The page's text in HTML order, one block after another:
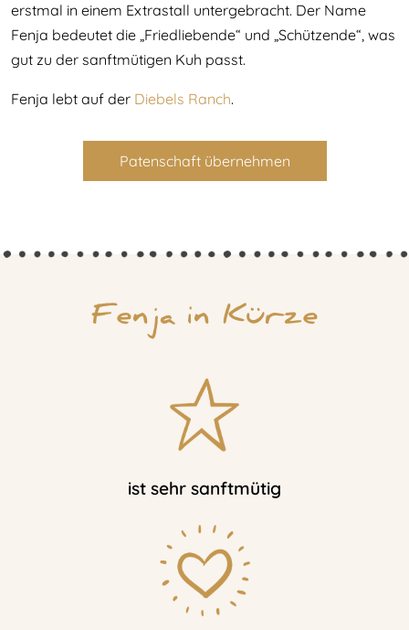
erstmal in einem Extrastall untergebracht. Der Name
Fenja bedeutet die „Friedliebende“ und „Schützende“, was
gut zu der sanftmütigen Kuh passt.
Fenja lebt auf der Diebels Ranch.
Patenschaft übernehmen
Fenja in Kürze
ist sehr sanftmütig